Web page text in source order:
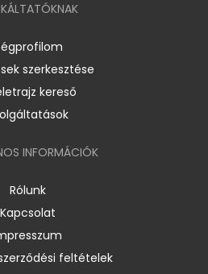
szerkesztése
kereső
INFORMÁCIÓK
Rólunk
Kapcsolat
feltételek